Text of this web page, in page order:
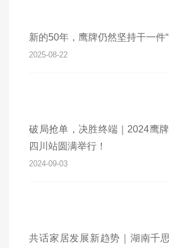
新的50年，鹰牌仍然坚持干一件“
2025-08-22
破局抢单，决胜终端｜2024鹰
四川站圆满举行！
2024-09-03
共话家居发展新趋势｜湖南千